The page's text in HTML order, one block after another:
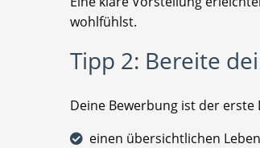
wohlfühlst.
Tipp 2: Bereite
Deine Bewerbung ist der
einen übersichtlichen